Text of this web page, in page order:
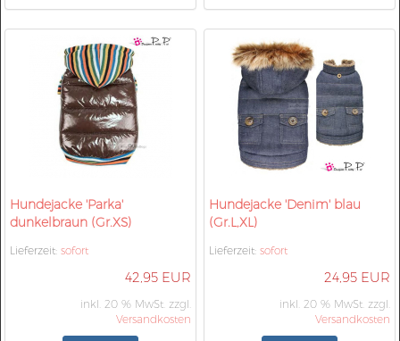
Hundejacke 'Parka'
dunkelbraun (Gr.XS)
Lieferzeit: sofort
42,95 EUR
inkl. 20 % MwSt. zzgl.
Versandkosten
Hundejacke 'Denim' blau
(Gr.L,XL)
Lieferzeit: sofort
24,95 EUR
inkl. 20 % MwSt. zzgl.
Versandkosten